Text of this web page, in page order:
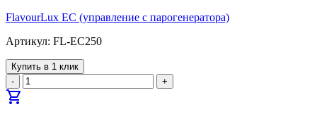
FlavourLux EC (управление с парогенератора)
Артикул: FL-EC250
Купить в 1 клик
-
+
shopping_cart